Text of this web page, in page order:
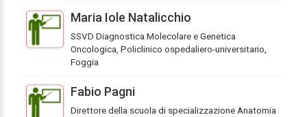
Maria Iole Natalicchio
SSVD Diagnostica Molecolare e Genetica
Oncologica, Policlinico ospedaliero-universitario,
Foggia
Fabio Pagni
Direttore della scuola di specializzazione Anatomia